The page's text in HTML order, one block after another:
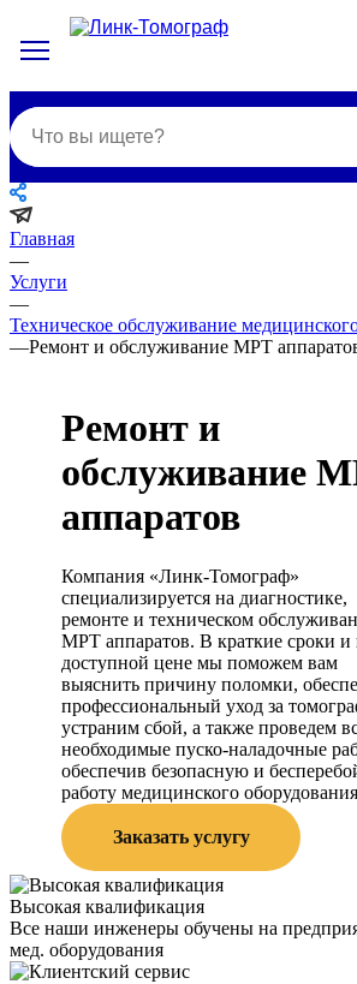
Главная
—
Услуги
—
Техническое обслуживание
—Ремонт и обслуживание МРТ
Ремонт и
обслуживание
аппаратов
Компания «Линк-Томограф»
специализируется на диагностике,
ремонте и техническом
МРТ аппаратов. В краткие сроки и
доступной цене мы поможем вам
выяснить причину поломки,
профессиональный уход за
устраним сбой, а также проведем
необходимые пуско-наладочные
обеспечив безопасную и
работу медицинского
Заказать услугу
Высокая квалификация
Все наши инженеры обучены на
мед. оборудования